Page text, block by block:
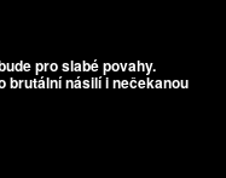
pro slabé povahy.
brutální násilí i nečekanou